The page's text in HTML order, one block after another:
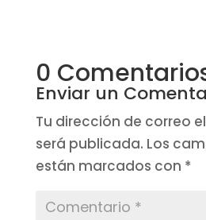
0
Enviar un
Tu dirección de correo
será publicada. Los
están marcados con *